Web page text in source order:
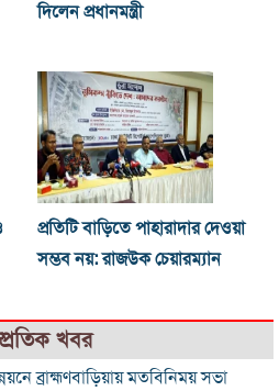
দিলেন প্রধানমন্ত্রী
প্রতিটি বাড়িতে পাহারাদার দেওয়া
সম্ভব নয়: রাজউক চেয়ারম্যান
খবর
ব্রাহ্মণবাড়িয়ায় মতবিনিময় সভা